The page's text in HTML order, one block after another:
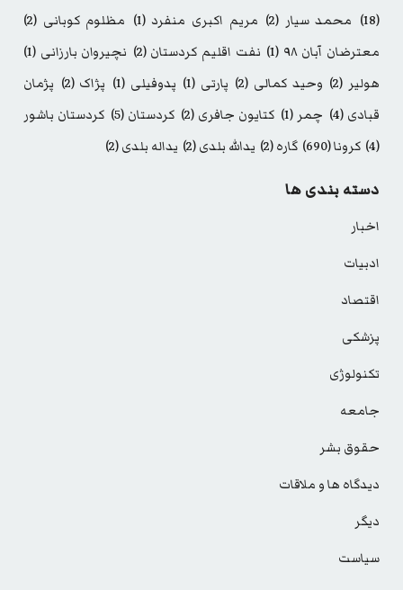
(18)
محمد سیار (2) مریم اکبری منفرد (1) مظلوم کوبانی (2)
معترضان آبان ۹۸
(1) نفت اقلیم کردستان (2) نچیروان بارزانی (1)
هولیر (2) وحید کمالی (2) پارتی (1) پدوفیلی (1) پژاک (2)
پژمان
قبادی (4) چمر (1) کتایون جافری (2) کردستان (5)
کردستان باشور
(4)
کرونا(690) گاره(2) یدالله بلدی(2) یداله بلدی(2)
دسته بندی ها
اخبار
ادبیات
اقتصاد
پزشکی
تکنولوژی
جامعه
حقوق بشر
دیدگاه ها و ملاقات
دیگر
سیاست